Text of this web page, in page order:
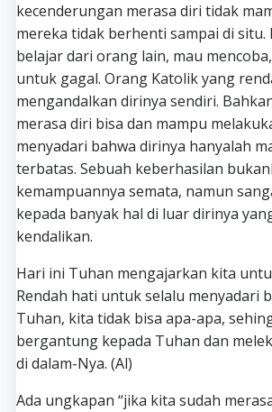
kecenderungan merasa diri tidak
mereka tidak berhenti sampai di situ.
belajar dari orang lain, mau
untuk gagal. Orang Katolik yang
mengandalkan dirinya sendiri.
merasa diri bisa dan mampu
menyadari bahwa dirinya hanyalah
terbatas. Sebuah keberhasilan
kemampuannya semata, namun
kepada banyak hal di luar dirinya
kendalikan.
Hari ini Tuhan mengajarkan kita
Rendah hati untuk selalu menyadari
Tuhan, kita tidak bisa apa-apa,
bergantung kepada Tuhan dan
di dalam-Nya. (Al)
Ada ungkapan “jika kita sudah